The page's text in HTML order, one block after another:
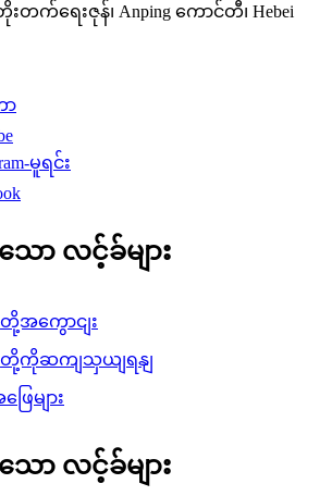
းတက်ရေးဇုန်၊ Anping ကောင်တီ၊ Hebei
ာ လင့်ခ်များ
တို့အကွောငျး
ျတို့ကိုဆကျသှယျရနျ
ေများ
ာ လင့်ခ်များ